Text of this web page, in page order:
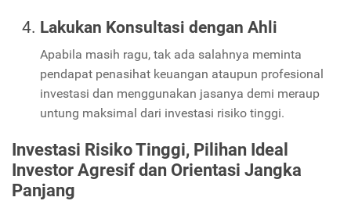
Lakukan Konsultasi dengan Ahli
Apabila masih ragu, tak ada salahnya meminta
pendapat penasihat keuangan ataupun profesional
investasi dan menggunakan jasanya demi meraup
untung maksimal dari investasi risiko tinggi.
Investasi Risiko Tinggi, Pilihan Ideal
Investor Agresif dan Orientasi Jangka
Panjang